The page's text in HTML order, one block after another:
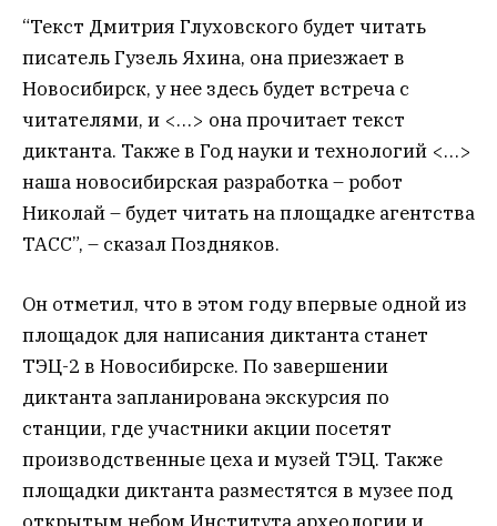
“Текст Дмитрия Глуховского будет читать
писатель Гузель Яхина, она приезжает в
Новосибирск, у нее здесь будет встреча с
читателями, и <…> она прочитает текст
диктанта. Также в Год науки и технологий <…>
наша новосибирская разработка – робот
Николай – будет читать на площадке агентства
ТАСС”, – сказал Поздняков. ​
Он отметил, что в этом году впервые одной из
площадок для написания диктанта станет
ТЭЦ-2 в Новосибирске. По завершении
диктанта запланирована экскурсия по
станции, где участники акции посетят
производственные цеха и музей ТЭЦ. Также
площадки диктанта разместятся в музее под